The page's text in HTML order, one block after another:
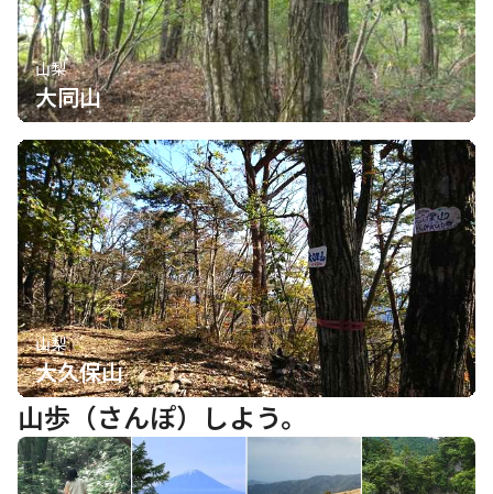
山梨
大同山
山梨
大久保山
山歩（さんぽ）しよう。